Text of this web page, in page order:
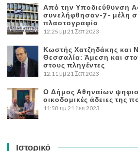
Από την Υποδιεύθυνση
συνελήφθησαν-7- μέλη
πλαστογραφία
12:25 μμ 21 Σεπ 2023
Κωστής Χατζηδάκης και
Θεσσαλία: Άμεση και
στους πληγέντες
12:11 μμ 21 Σεπ 2023
Ο Δήμος Αθηναίων
οικοδομικές άδειες της
11:58 πμ 21 Σεπ 2023
Ιστορικό